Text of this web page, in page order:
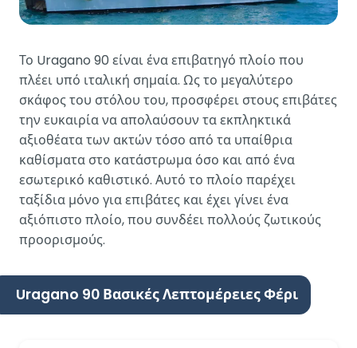
Το Uragano 90 είναι ένα επιβατηγό πλοίο που
πλέει υπό ιταλική σημαία. Ως το μεγαλύτερο
σκάφος του στόλου του, προσφέρει στους επιβάτες
την ευκαιρία να απολαύσουν τα εκπληκτικά
αξιοθέατα των ακτών τόσο από τα υπαίθρια
καθίσματα στο κατάστρωμα όσο και από ένα
εσωτερικό καθιστικό. Αυτό το πλοίο παρέχει
ταξίδια μόνο για επιβάτες και έχει γίνει ένα
αξιόπιστο πλοίο, που συνδέει πολλούς ζωτικούς
προορισμούς.
Uragano 90 Βασικές Λεπτομέρειες Φέρι